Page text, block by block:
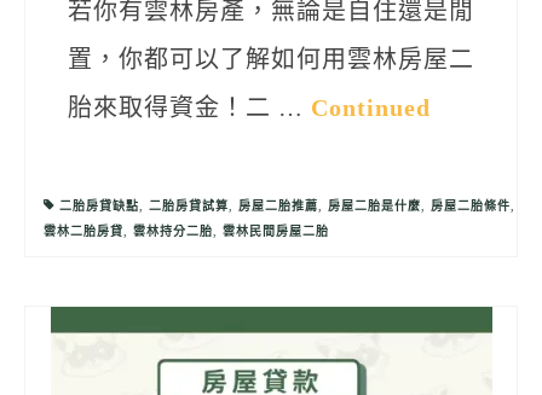
若你有雲林房產，無論是自住還是閒
置，你都可以了解如何用雲林房屋二
胎來取得資金！二 … Continued
二胎房貸缺點, 二胎房貸試算, 房屋二胎推薦, 房屋二胎是什麼, 房屋二胎條件,
雲林二胎房貸, 雲林持分二胎, 雲林民間房屋二胎